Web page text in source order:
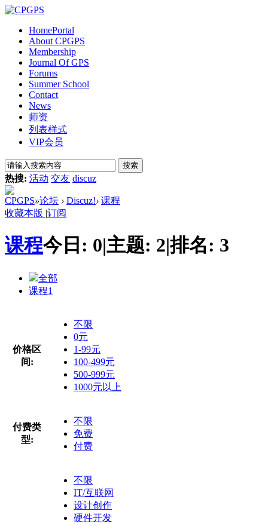
HomePortal
About CPGPS
Membership
Journal Of GPS
Forums
Summer School
Contact
News
师资
列表样式
VIP会员
搜索
热搜: 活动 交友 discuz
CPGPS»论坛 › Discuz!› 课程
收藏本版 |订阅
课程今日: 0|主题: 2|排名: 3
全部
课程1
价格区
间:
不限
0元
1-99元
100-499元
500-999元
1000元以上
付费类
型:
不限
免费
付费
不限
IT/互联网
设计创作
硬件开发